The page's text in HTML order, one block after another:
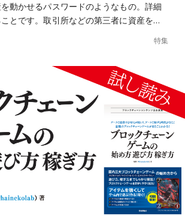
動かせるパスワードのようなもの。詳細
とです。取引所などの第三者に資産を…
特集